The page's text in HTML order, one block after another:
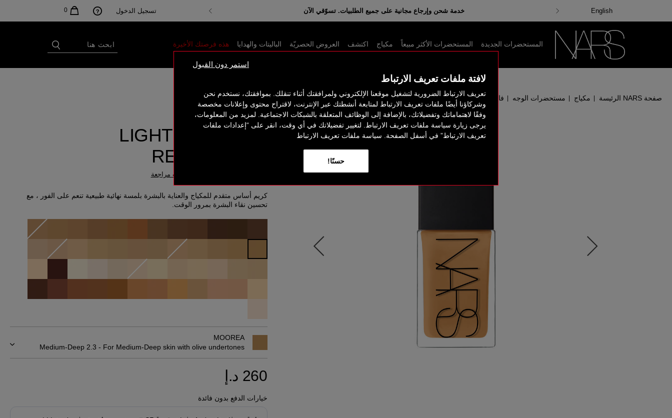
English احصلي على هدايا مجانية عند إنفاق 350 د.إ. باستخدام الكود: GIFTS
خدمة شحن وإرجاع مجانية على جميع الطلبيات. تسوّقي الآن تسجيل الدخول 0
المستحضرات الجديدة المستحضرات الأكثر مبيعاً مكياج اكتشف العروض الحصريّة الباليتات والهدايا هذه فرصتك الأخيرة
استمر دون القبول
لافتة ملفات تعريف الارتباط
تعريف الارتباط الضرورية لتشغيل موقعنا الإلكتروني ولمرافقتك أثناء تنقلك. بموافقتك، نستخدم نحن
وشركاؤنا أيضًا ملفات تعريف الارتباط لمتابعة أنشطتك عبر الإنترنت، لاقتراح محتوى وإعلانات مخصصة
وفقًا لاهتماماتك وتفضيلاتك، بالإضافة إلى الوظائف المتعلقة بالشبكات الاجتماعية. لمزيد من المعلومات،
يرجى زيارة سياسة ملفات تعريف الارتباط. لتغيير تفضيلاتك في أي وقت، انقر على “إعدادات ملفات
تعريف الارتباط” في أسفل الصفحة. سياسة ملفات تعريف الارتباط
حسنًا!
صفحة NARS الرئيسة مكياج مستحضرات الوجه فاونديشن | فاونديشن ™LIGHT REFLECTING
رائج على تيك توك
فاونديشن ™LIGHT
REFLECTING
أكتب مراجعة
كريم أساس متقدم للمكياج والعناية بالبشرة بلمسة نهائية طبيعية تنعم على الفور ، مع
تحسين نقاء البشرة بمرور الوقت.
MOOREA
Medium-Deep 2.3 - For Medium-Deep skin with olive undertones
260 د.إ
خيارات الدفع بدون فائدة